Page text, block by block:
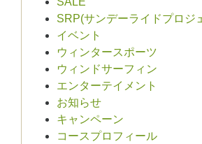
SRP(サンデーライドプロジ
イベント
ウィンタースポーツ
ウィンドサーフィン
エンターテイメント
お知らせ
キャンペーン
コースプロフィール